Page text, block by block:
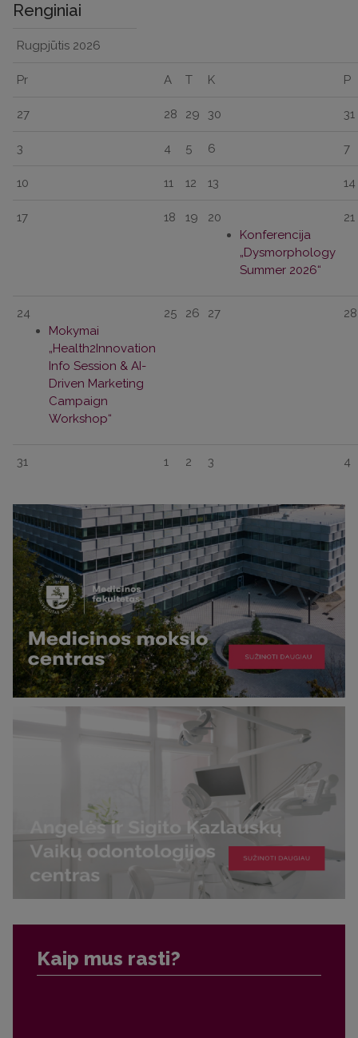
Renginiai
Rugpjūtis 2026
Pr A T K P
27 28 29 30 31
3 4 5 6 7
10 11 12 13 14
17 18 19
20
Konferencija
„Dysmorphology
Summer 2026“
21
24
Mokymai
„Health2Innovation
Info Session & AI-
Driven Marketing
Campaign
Workshop“
25 26 27 28
31 1 2 3 4
Kaip mus rasti?